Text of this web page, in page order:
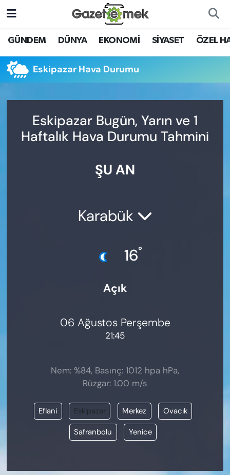
GÜNDEM DÜNYA EKONOMİ SİYASET ÖZEL
Eskipazar Hava Durumu
Eskipazar Bugün, Yarın ve 1
Haftalık Hava Durumu Tahmini
ŞU AN
Karabük
16°
Açık
06 Ağustos Perşembe
21:45
Nem: %84, Basınç: 1012 hpa hPa,
Rüzgar: 1.00 m/s
Eflani Eskipazar Merkez Ovacık
Safranbolu Yenice
DÜNYA
EKONOMİ
YENİ MEDYADA EMEK
GAZETECİLİĞİNİ GELİŞTİRMEK
ÖZEL HABER
SİYASET
VAN VE DİYARBAKIR HABERLERİ
Nöbetçi Eczaneler
Hava Durumu
Trafik Durumu
Süper Lig Puan Durumu ve Fikstür
Haber Arşivi